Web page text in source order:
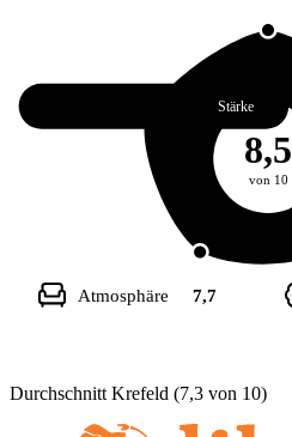
8,5
von 10
Atmosphäre 7,7
Stärke
Durchschnitt Krefeld (7,3 von 10)